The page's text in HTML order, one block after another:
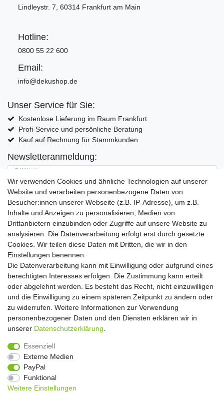
Lindleystr. 7, 60314 Frankfurt am Main
Hotline:
0800 55 22 600
Email:
info@dekushop.de
Unser Service für Sie:
Kostenlose Lieferung im Raum Frankfurt
Profi-Service und persönliche Beratung
Kauf auf Rechnung für Stammkunden
Newsletteranmeldung:
E-MAIL **
Hiermit bestätige ich, dass ich die Daten­schutz­erklärung
Einwilligung kann ich jederzeit widerrufen.**
Abonnieren
** Hierbei handelt es sich um ein Pflichtfeld.
Widerrufs­recht Widerrufs­formular Impressum
Daten­schutz­erklärung AGB Kontakt
Wir verwenden Cookies und ähnliche Technologien auf unserer
Website und verarbeiten personenbezogene Daten von
Besucher:innen unserer Webseite (z.B. IP-Adresse), um z.B.
Inhalte und Anzeigen zu personalisieren, Medien von
Drittanbietern einzubinden oder Zugriffe auf unsere Website zu
analysieren. Die Datenverarbeitung erfolgt erst durch gesetzte
Cookies. Wir teilen diese Daten mit Dritten, die wir in den
Einstellungen benennen.
Die Datenverarbeitung kann mit Einwilligung oder aufgrund eines
berechtigten Interesses erfolgen. Die Zustimmung kann erteilt
oder abgelehnt werden. Es besteht das Recht, nicht einzuwilligen
und die Einwilligung zu einem späteren Zeitpunkt zu ändern oder
zu widerrufen. Weitere Informationen zur Verwendung
personenbezogener Daten und den Diensten erklären wir in
unserer Daten­schutz­erklärung
Essenziell
Externe Medien
PayPal
Funktional
Weitere Einstellungen
Copyright 2016 | Dekushop.de | Alle Rechte vorbehalten. |
Angebote gelten nur für Industrie, Handel, Handwerk und
Widerrufs­recht